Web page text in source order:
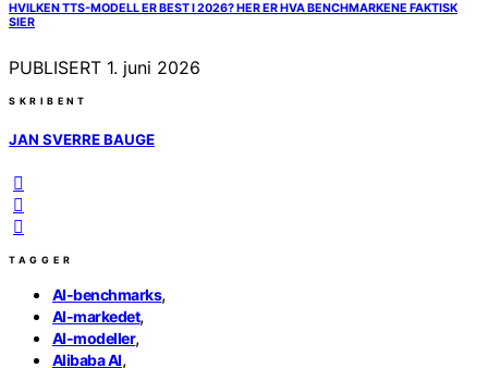
HVILKEN TTS-MODELL ER BEST I 2026? HER ER HVA BENCHMARKENE FAKTISK
SIER
PUBLISERT 1. juni 2026
SKRIBENT
JAN SVERRE BAUGE
TAGGER
AI-benchmarks,
AI-markedet,
AI-modeller,
Alibaba AI,